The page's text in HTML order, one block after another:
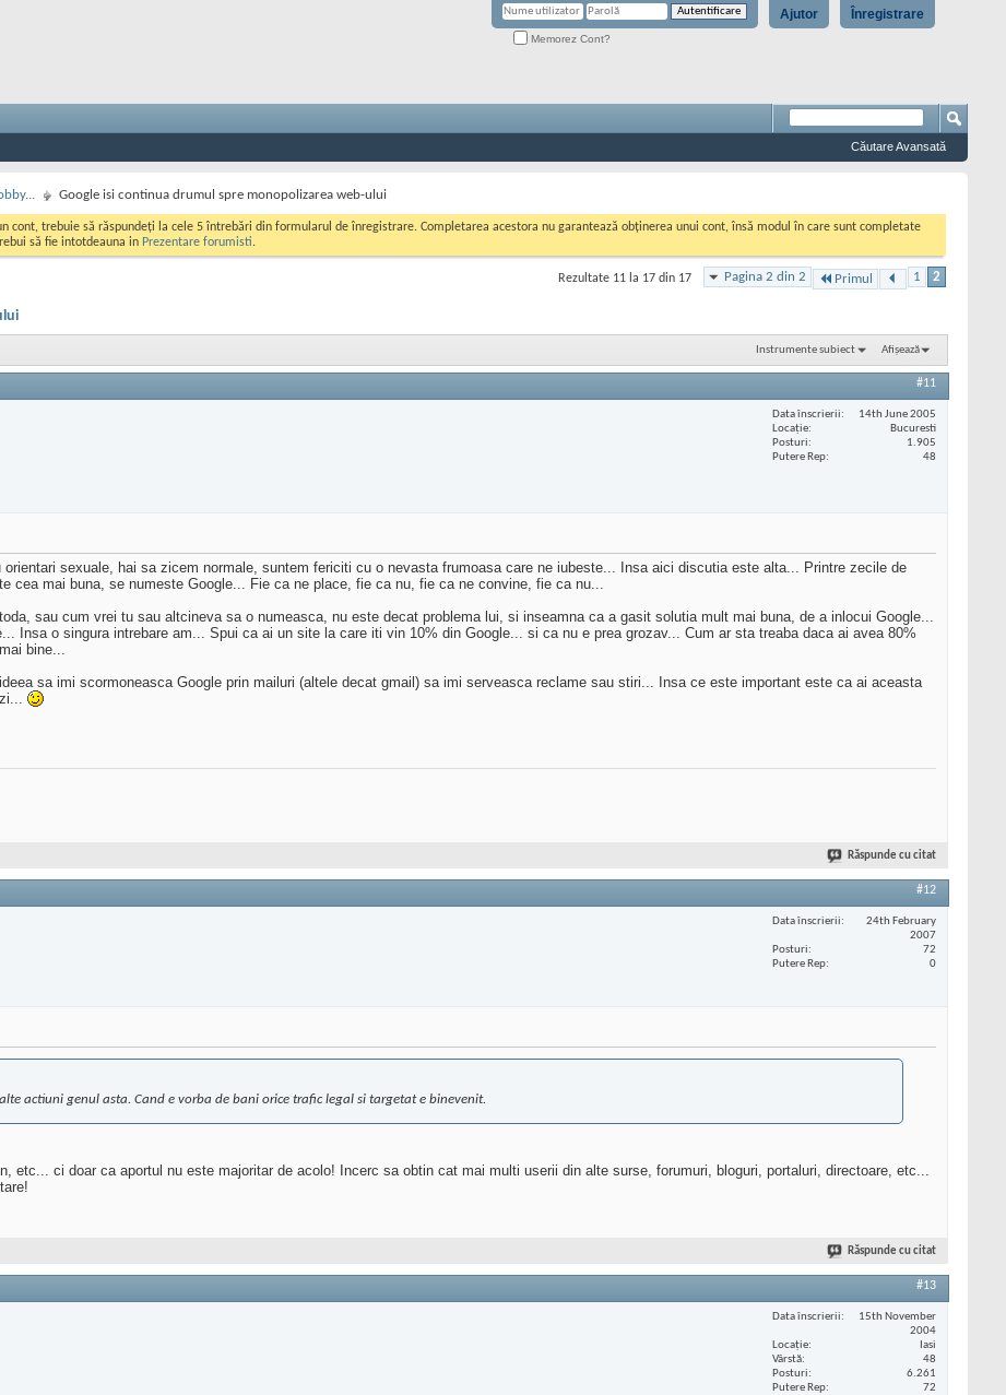
Înregistrare
Ajutor
Memorez Cont?
Căutare Avansată
Google isi continua drumul spre monopolizarea web-ului
cont, trebuie să răspundeți la cele 5 întrebări din formularul de înregistrare. Completarea acestora nu garantează obținerea unui cont, însă modul în care sunt completate
să fie intotdeauna in Prezentare forumisti.
Pagina 2 din 2 Primul 1 2
Rezultate 11 la 17 din 17
Instrumente subiect Afișează
#11
Data înscrierii
14th June 2005
Locaţie
Bucuresti
Posturi
1.905
Putere Rep
48
sexuale, hai sa zicem normale, suntem fericiti cu o nevasta frumoasa care ne iubeste... Insa aici discutia este alta... Printre zecile de
cea mai buna, se numeste Google... Fie ca ne place, fie ca nu, fie ca ne convine, fie ca nu...
sau cum vrei tu sau altcineva sa o numeasca, nu este decat problema lui, si inseamna ca a gasit solutia mult mai buna, de a inlocui Google...
Insa o singura intrebare am... Spui ca ai un site la care iti vin 10% din Google... si ca nu e prea grozav... Cum ar sta treaba daca ai avea 80%
bine...
sa imi scormoneasca Google prin mailuri (altele decat gmail) sa imi serveasca reclame sau stiri... Insa ce este important este ca ai aceasta
Răspunde cu citat
#12
Data înscrierii
24th February
2007
Posturi
72
Putere Rep
0
actiuni genul asta. Cand e vorba de bani orice trafic legal si targetat e binevenit.
etc... ci doar ca aportul nu este majoritar de acolo! Incerc sa obtin cat mai multi userii din alte surse, forumuri, bloguri, portaluri, directoare, etc...
Răspunde cu citat
#13
Data înscrierii
15th November
2004
Locaţie
Iasi
Vârstă
48
Posturi
6.261
Putere Rep
72